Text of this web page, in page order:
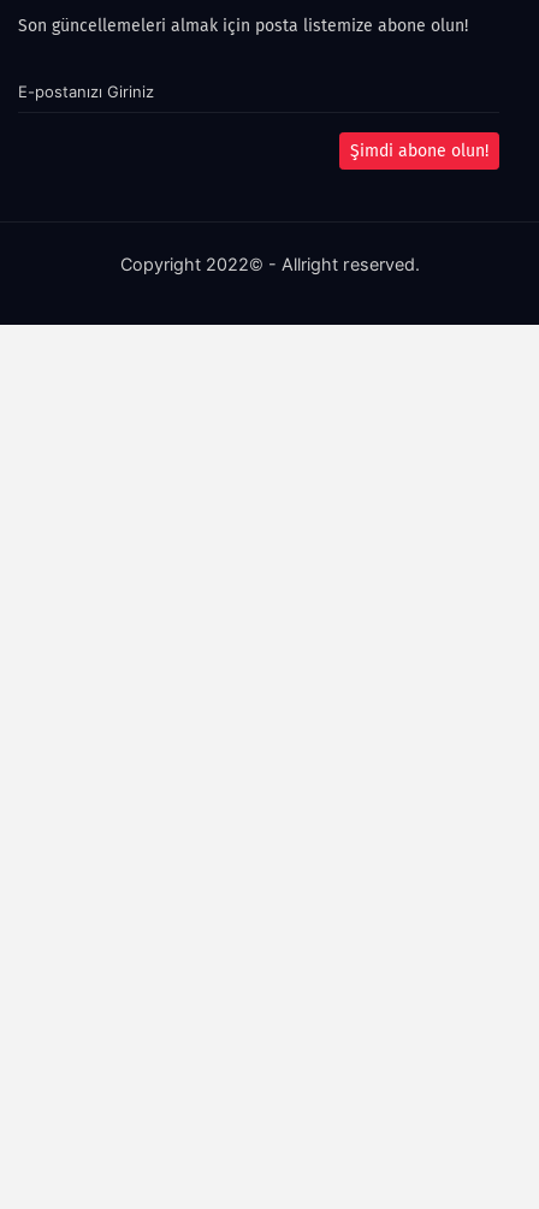
Son güncellemeleri almak için posta listemize abone olun!
Şimdi abone olun!
Copyright 2022© - Allright reserved.